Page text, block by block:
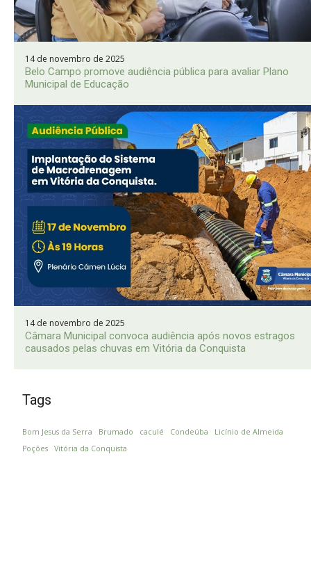
14 de novembro de 2025
Belo Campo promove audiência pública para avaliar Plano
Municipal de Educação
14 de novembro de 2025
Câmara Municipal convoca audiência após novos estragos
causados pelas chuvas em Vitória da Conquista
Tags
Bom Jesus da Serra Brumado caculé Condeúba
Licínio de Almeida
Poções
Vitória da Conquista